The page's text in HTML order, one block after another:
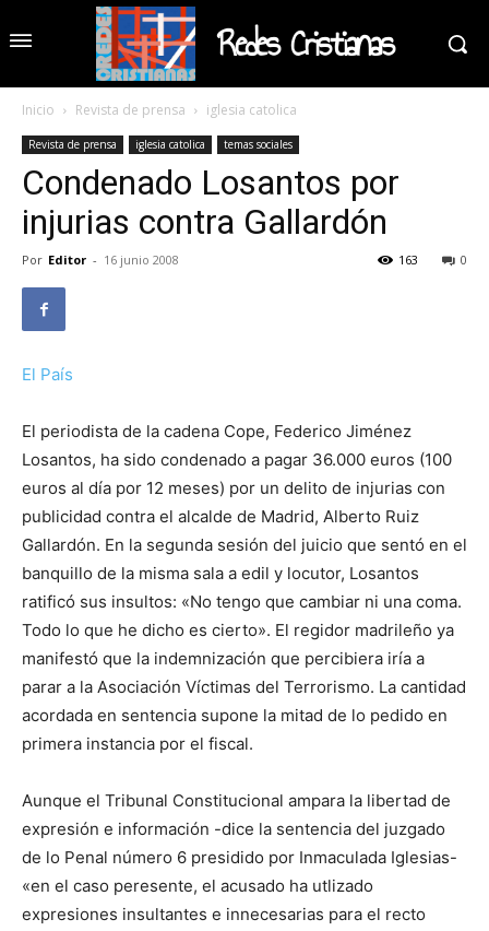
Redes Cristianas
Inicio Revista de prensa iglesia catolica
Revista de prensa iglesia catolica temas sociales
Condenado Losantos por
injurias contra Gallardón
Por Editor - 16 junio 2008 0
163
El País
El periodista de la cadena Cope, Federico Jiménez
Losantos, ha sido condenado a pagar 36.000 euros (100
euros al día por 12 meses) por un delito de injurias con
publicidad contra el alcalde de Madrid, Alberto Ruiz
Gallardón. En la segunda sesión del juicio que sentó en el
banquillo de la misma sala a edil y locutor, Losantos
ratificó sus insultos: «No tengo que cambiar ni una coma.
Todo lo que he dicho es cierto». El regidor madrileño ya
manifestó que la indemnización que percibiera iría a
parar a la Asociación Víctimas del Terrorismo. La cantidad
acordada en sentencia supone la mitad de lo pedido en
primera instancia por el fiscal.
Aunque el Tribunal Constitucional ampara la libertad de
expresión e información -dice la sentencia del juzgado
de lo Penal número 6 presidido por Inmaculada Iglesias-
«en el caso peresente, el acusado ha utlizado
expresiones insultantes e innecesarias para el recto